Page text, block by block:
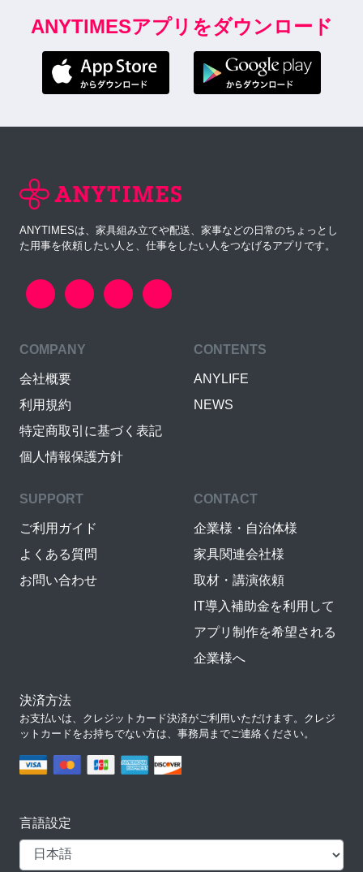
ANYTIMESアプリをダウンロード
ANYTIMESは、家具組み立てや配送、家事などの日常のちょっとし
た用事を依頼したい人と、仕事をしたい人をつなげるアプリです。
COMPANY
会社概要
利用規約
特定商取引に基づく表記
個人情報保護方針
CONTENTS
ANYLIFE
NEWS
SUPPORT
ご利用ガイド
よくある質問
お問い合わせ
CONTACT
企業様・自治体様
家具関連会社様
取材・講演依頼
IT導入補助金を利用して
アプリ制作を希望される
企業様へ
決済方法
お支払いは、クレジットカード決済がご利用いただけます。クレジ
ットカードをお持ちでない方は、事務局までご連絡ください。
言語設定